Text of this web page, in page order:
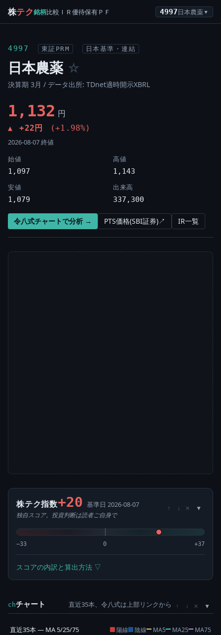
株テク銘柄比較 ＩＲ優待保有ＰＦ 4997日本農薬▼
4997 東証PRM 日本基準・連結
日本農薬 ☆
決算期 3月 / データ出所: TDnet適時開示XBRL
1,132 円
▲ +22円 (+1.98%)
2026-08-07 終値
始値
1,097
高値
1,143
安値
1,079
出来高
337,300
令八式チャートで分析 → PTS価格(SBI証券)↗ IR一覧
株テク指数+20 基準日 2026-08-07
独自スコア。投資判断は読者ご自身で
↑ ↓ ×
−33 0 +37
スコアの内訳と算出方法 ▽
chチャート 直近35本、令八式は上部リンクから ↑ ↓ ×
直近35本 — MA 5/25/75 陽線 陰線 MA5 MA25 MA75